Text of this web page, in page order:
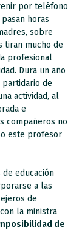
por teléfono
horas
sobre
tiran mucho de
profesional
Dura un año
partidario de
actividad, al
e
compañeros no
este profesor
educación
a las
de
la ministra
de